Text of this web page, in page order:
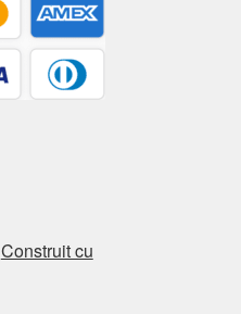
Construit cu